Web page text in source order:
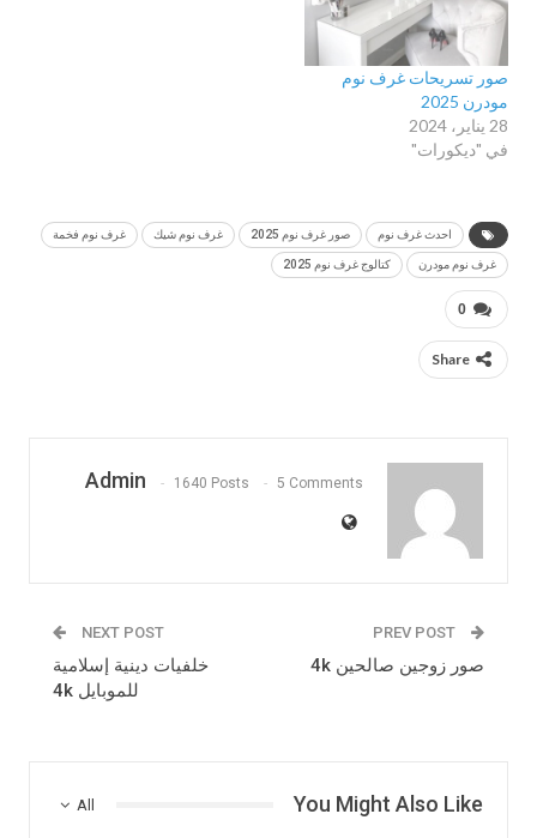
صور تسريحات غرف نوم
مودرن 2025
28 يناير، 2024
في "ديكورات"
احدث غرف نوم صور غرف نوم 2025 غرف نوم شيك غرف نوم فخمة
غرف نوم مودرن كتالوج غرف نوم 2025
0
Share
Admin 1640 Posts 5 Comments
صور زوجين صالحين 4k
NEXT POST
خلفيات دينية إسلامية
للموبايل 4k
All You Might Also Like